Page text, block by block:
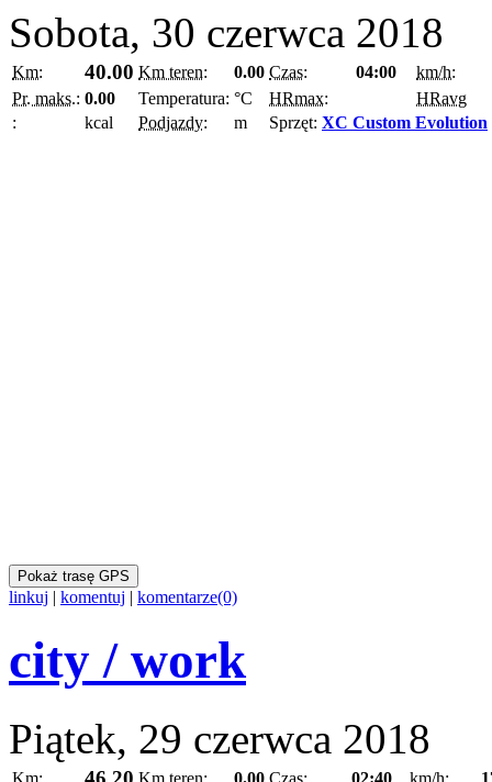
Sobota, 30 czerwca 2018
Km: 40.00 Km teren: 0.00 Czas: 04:00
km/h:
Pr. maks.: 0.00 Temperatura: °C HRmax:
HRavg
:
kcal Podjazdy: m Sprzęt: XC Custom Evolution
Pokaż trasę GPS
linkuj | komentuj | komentarze(0)
city / work
Piątek, 29 czerwca 2018
Km: Km teren: 0.00 Czas: 02:40 km/h: